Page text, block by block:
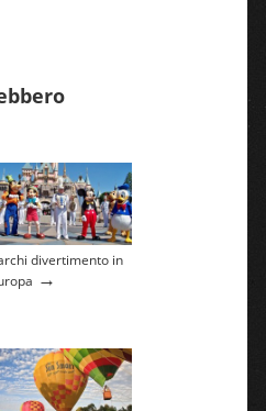
divertimento in
→